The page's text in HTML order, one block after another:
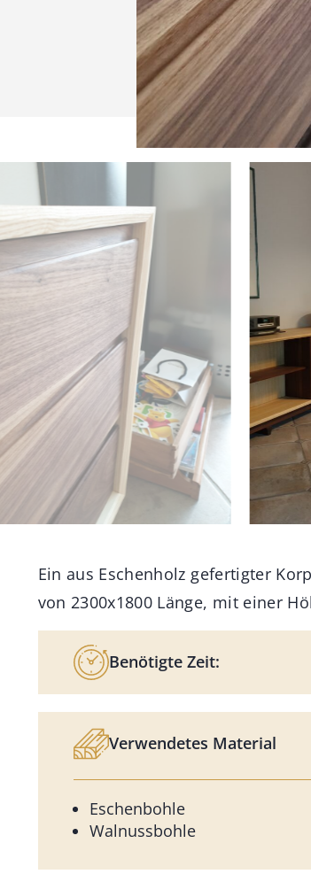
Ein aus Eschenholz gefertigter
von 2300x1800 Länge, mit einer
Benötigte Zeit:
Verwendetes Material
Eschenbohle
Walnussbohle